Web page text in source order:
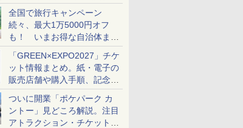
ど大型イベント目白押し！
全国で旅行キャンペーン
続々、最大1万5000円オフ
も！ いまお得な自治体まと
め
「GREEN×EXPO2027」チケ
ット情報まとめ。紙・電子の
販売店舗や購入手順、記念チ
ケットも解説
ついに開業「ポケパーク カ
ントー」見どころ解説。注目
アトラクション・チケット手